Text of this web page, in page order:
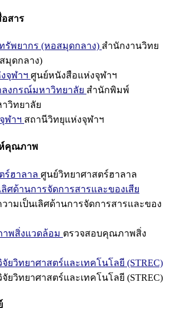
สาร
รัพยากร (หอสมุดกลาง) สำนักงานวิทย
มุดกลาง)
จุฬาฯ ศูนย์หนังสือแห่งจุฬาฯ
งกรณ์มหาวิทยาลัย สำนักพิมพ์
วิทยาลัย
ฬาฯ สถานีวิทยุแห่งจุฬาฯ
ห์คุณภาพ
ร์ฮาลาล ศูนย์วิทยาศาสตร์ฮาลาล
ศด้านการจัดการสารและของเสีย
ามเป็นเลิศด้านการจัดการสารและของ
พสิ่งแวดล้อม ตรวจสอบคุณภาพสิ่ง
ยวิทยาศาสตร์และเทคโนโลยี (STREC)
ยวิทยาศาสตร์และเทคโนโลยี (STREC)